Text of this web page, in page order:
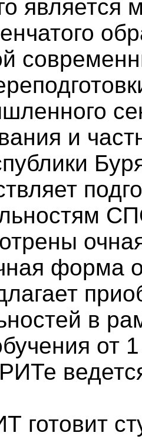
является
и
форма
в
от
готовит